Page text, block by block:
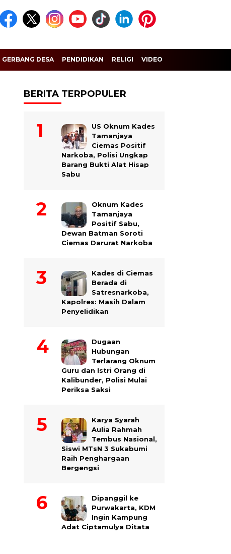
GERBANG DESA PENDIDIKAN RELIGI VIDEO
BERITA TERPOPULER
US Oknum Kades
Tamanjaya
Ciemas Positif
Narkoba, Polisi Ungkap
Barang Bukti Alat Hisap
Sabu
Oknum Kades
Tamanjaya
Positif Sabu,
Dewan Batman Soroti
Ciemas Darurat Narkoba
Kades di Ciemas
Berada di
Satresnarkoba,
Kapolres: Masih Dalam
Penyelidikan
Dugaan
Hubungan
Terlarang Oknum
Guru dan Istri Orang di
Kalibunder, Polisi Mulai
Periksa Saksi
Karya Syarah
Aulia Rahmah
Tembus Nasional,
Siswi MTsN 3 Sukabumi
Raih Penghargaan
Bergengsi
Dipanggil ke
Purwakarta, KDM
Ingin Kampung
Adat Ciptamulya Ditata